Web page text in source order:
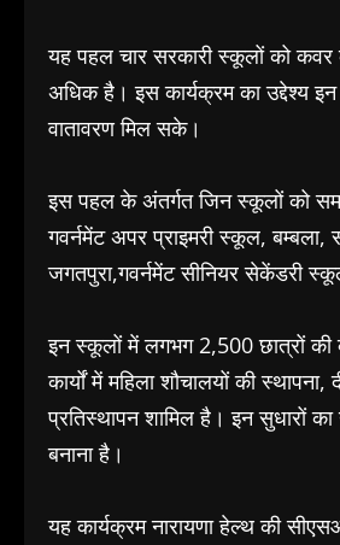
यह पहल चार सरकारी स्कूलों को
अधिक है। इस कार्यक्रम का उद्देश्य
वातावरण मिल सके।
इस पहल के अंतर्गत जिन स्कूलों को
गवर्नमेंट अपर प्राइमरी स्कूल, बम्बला,
जगतपुरा,गवर्नमेंट सीनियर सेकेंडरी
इन स्कूलों में लगभग 2,500 छात्रों की
कार्यों में महिला शौचालयों की
प्रतिस्थापन शामिल है। इन सुधारों
बनाना है।
यह कार्यक्रम नारायणा हेल्थ की